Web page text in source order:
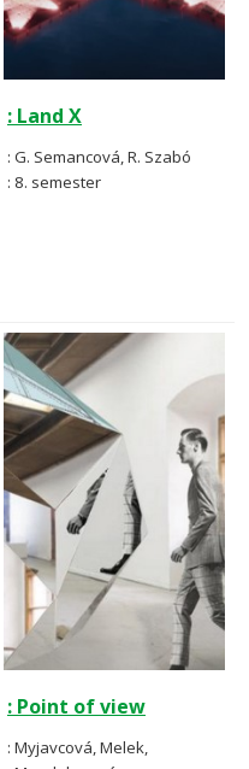
: Land X
: G. Semancová, R. Szabó
: 8. semester
: Point of view
: Myjavcová, Melek,